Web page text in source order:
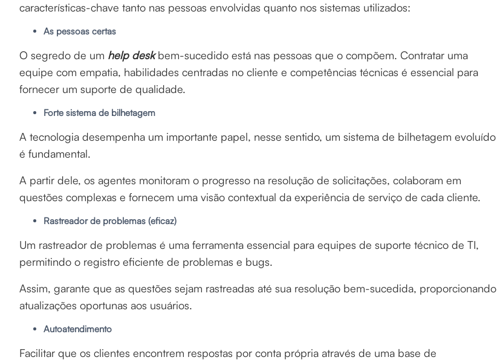
características-chave tanto nas pessoas envolvidas quanto nos sistemas utilizados:
As pessoas certas
O segredo de um help deskbem-sucedido está nas pessoas que o compõem. Contratar uma
equipe com empatia, habilidades centradas no cliente e competências técnicas é essencial para
fornecer um suporte de qualidade.
Forte sistema de bilhetagem
A tecnologia desempenha um importante papel, nesse sentido, um sistema de bilhetagem evoluído
é fundamental.
A partir dele, os agentes monitoram o progresso na resolução de solicitações, colaboram em
questões complexas e fornecem uma visão contextual da experiência de serviço de cada cliente.
Rastreador de problemas (eficaz)
Um rastreador de problemas é uma ferramenta essencial para equipes de suporte técnico de TI,
permitindo o registro eficiente de problemas e bugs.
Assim, garante que as questões sejam rastreadas até sua resolução bem-sucedida, proporcionando
atualizações oportunas aos usuários.
Autoatendimento
Facilitar que os clientes encontrem respostas por conta própria através de uma base de